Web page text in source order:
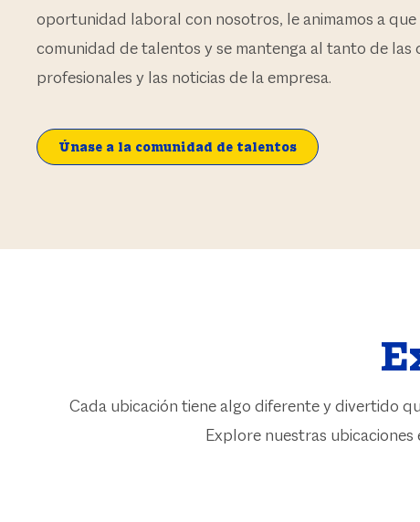
oportunidad laboral con nosotros, le animamos a que
comunidad de talentos y se mantenga al tanto de las
profesionales y las noticias de la empresa.
Únase a la comunidad de talentos
Cada ubicación tiene algo diferente y divertido
Explore nuestras